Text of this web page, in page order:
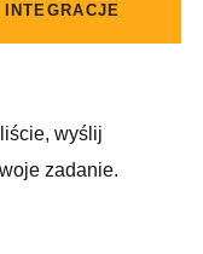
wyślij
zadanie.